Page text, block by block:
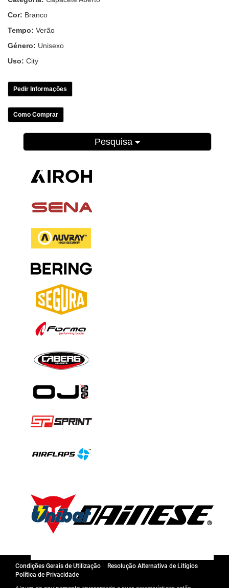
Cor: Branco
Tempo: Verão
Género: Unisexo
Uso: City
Pedir Informações
Como Comprar
Pesquisa
Condições Gerais de Utilização
Resolução Alternativa de Litígios
Política de Privacidade